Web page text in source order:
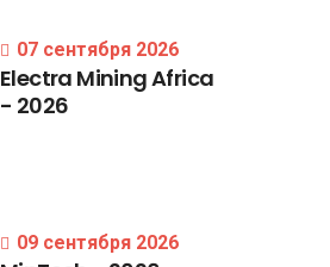
07 сентября 2026
Electra MiningAfrica
- 2026
09 сентября 2026